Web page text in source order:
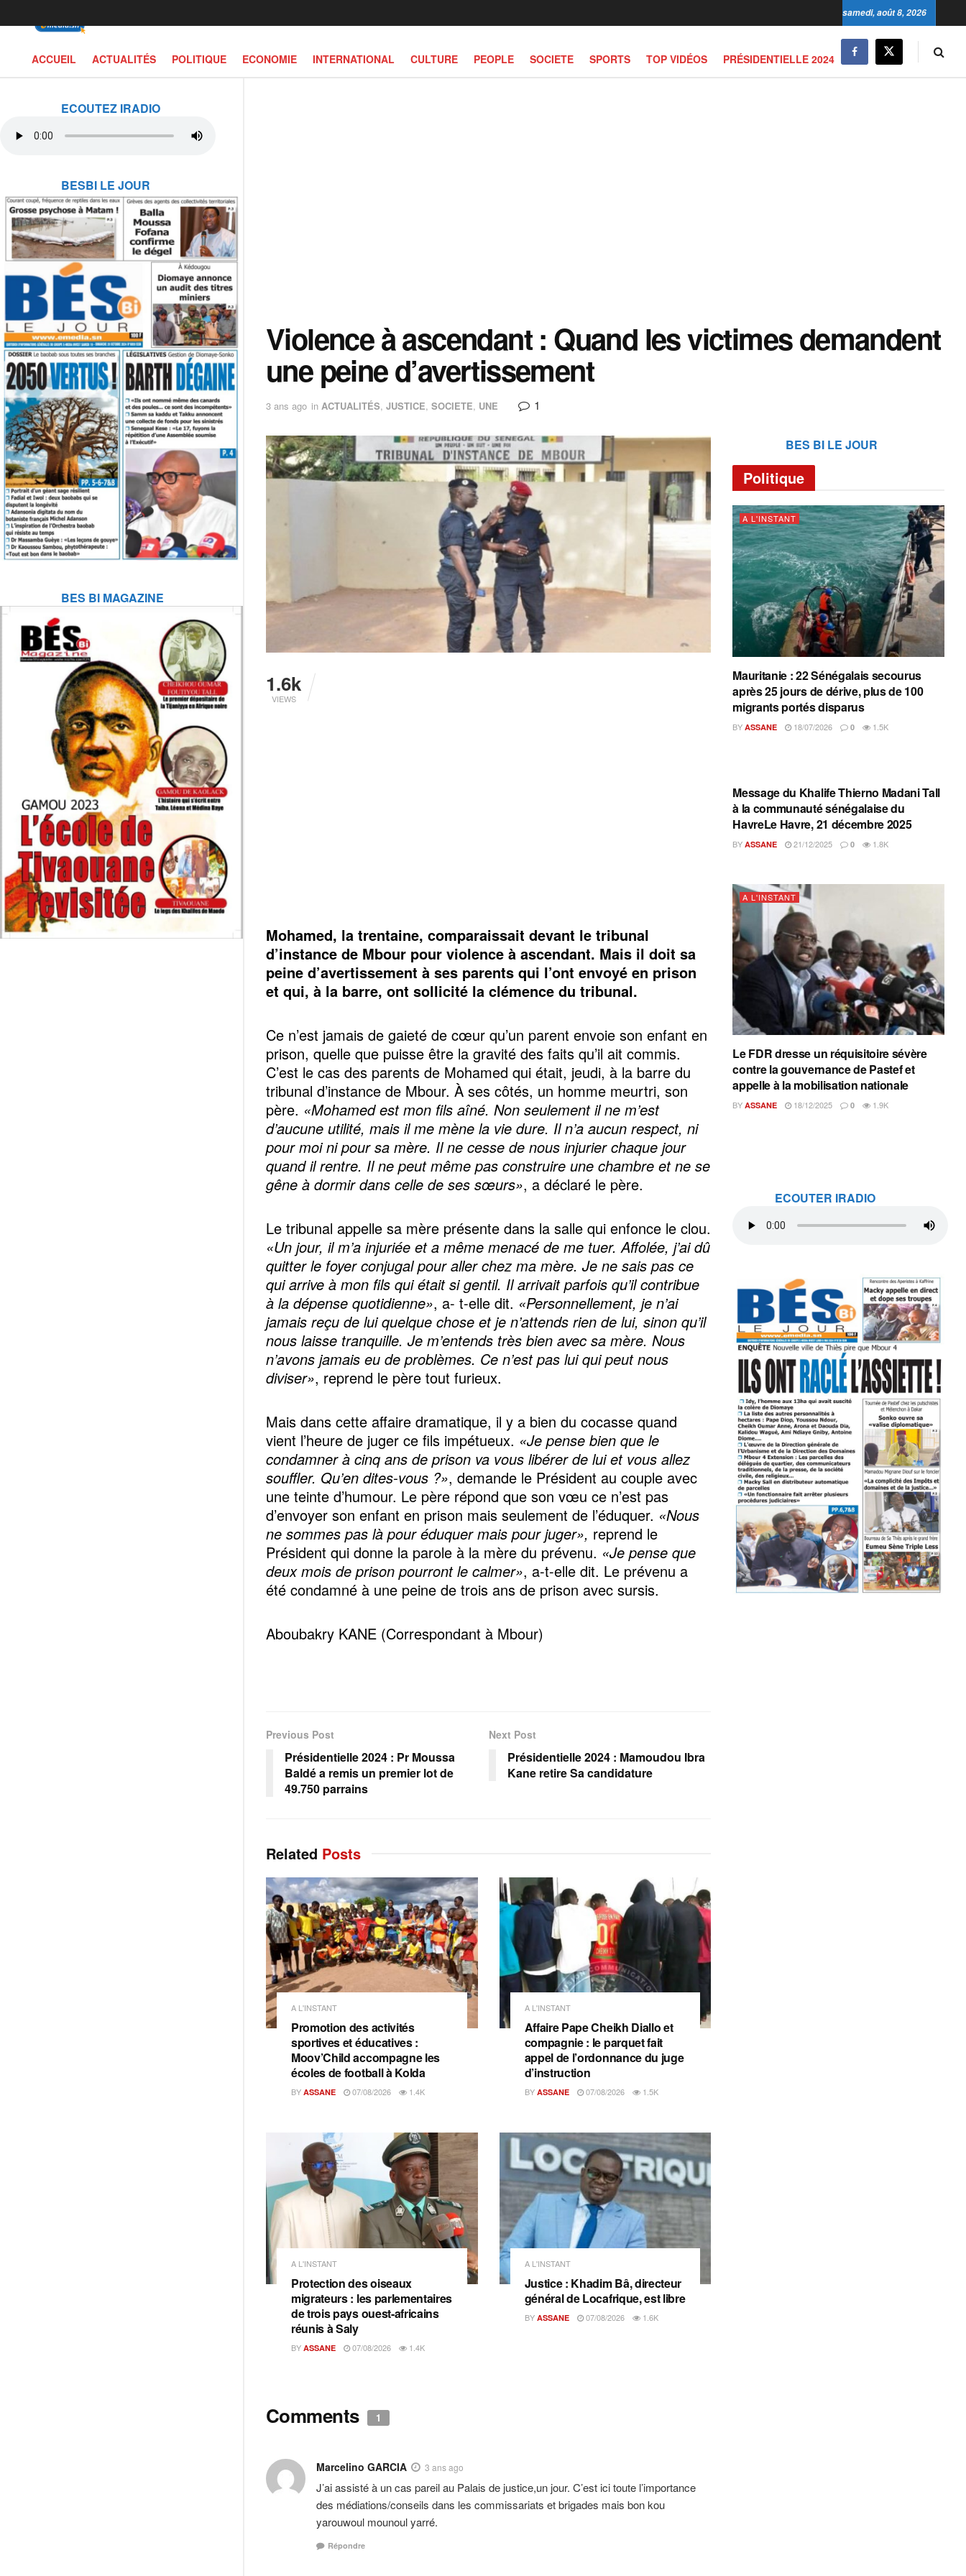
ECOUTEZ IRADIO
BESBI LE JOUR
BES BI MAGAZINE
samedi, août 8, 2026
ACCUEIL ACTUALITÉS POLITIQUE ECONOMIE INTERNATIONAL CULTURE PEOPLE SOCIETE SPORTS TOP VIDÉOS PRÉSIDENTIELLE 2024
Violence à ascendant : Quand les victimes demandent
une peine d’avertissement
3 ans ago in ACTUALITÉS, JUSTICE, SOCIETE, UNE 1
1.6k
VIEWS
Mohamed, la trentaine, comparaissait devant le tribunal
d’instance de Mbour pour violence à ascendant. Mais il doit sa
peine d’avertissement à ses parents qui l’ont envoyé en prison
et qui, à la barre, ont sollicité la clémence du tribunal.
Ce n’est jamais de gaieté de cœur qu’un parent envoie son enfant en
prison, quelle que puisse être la gravité des faits qu’il ait commis.
C’est le cas des parents de Mohamed qui était, jeudi, à la barre du
tribunal d’instance de Mbour. À ses côtés, un homme meurtri, son
père. «Mohamed est mon fils aîné. Non seulement il ne m’est
d’aucune utilité, mais il me mène la vie dure. Il n’a aucun respect, ni
pour moi ni pour sa mère. Il ne cesse de nous injurier chaque jour
quand il rentre. Il ne peut même pas construire une chambre et ne se
gêne à dormir dans celle de ses sœurs», a déclaré le père.
Le tribunal appelle sa mère présente dans la salle qui enfonce le clou.
«Un jour, il m’a injuriée et a même menacé de me tuer. Affolée, j’ai dû
quitter le foyer conjugal pour aller chez ma mère. Je ne sais pas ce
qui arrive à mon fils qui était si gentil. Il arrivait parfois qu’il contribue
à la dépense quotidienne», a- t-elle dit. «Personnellement, je n’ai
jamais reçu de lui quelque chose et je n’attends rien de lui, sinon qu’il
nous laisse tranquille. Je m’entends très bien avec sa mère. Nous
n’avons jamais eu de problèmes. Ce n’est pas lui qui peut nous
diviser», reprend le père tout furieux.
Mais dans cette affaire dramatique, il y a bien du cocasse quand
vient l’heure de juger ce fils impétueux. «Je pense bien que le
condamner à cinq ans de prison va vous libérer de lui et vous allez
souffler. Qu’en dites-vous ?», demande le Président au couple avec
une teinte d’humour. Le père répond que son vœu ce n’est pas
d’envoyer son enfant en prison mais seulement de l’éduquer. «Nous
ne sommes pas là pour éduquer mais pour juger», reprend le
Président qui donne la parole à la mère du prévenu. «Je pense que
deux mois de prison pourront le calmer», a-t-elle dit. Le prévenu a
été condamné à une peine de trois ans de prison avec sursis.
Aboubakry KANE (Correspondant à Mbour)
Previous Post
Présidentielle 2024 : Pr Moussa
Baldé a remis un premier lot de
49.750 parrains
Next Post
Présidentielle 2024 : Mamoudou Ibra
Kane retire Sa candidature
Related Posts
A L'INSTANT
Promotion des activités
sportives et éducatives :
Moov’Child accompagne les
écoles de football à Kolda
BY ASSANE 07/08/2026 1.4K
A L'INSTANT
Affaire Pape Cheikh Diallo et
compagnie : le parquet fait
appel de l’ordonnance du juge
d’instruction
BY ASSANE 07/08/2026 1.5K
A L'INSTANT
Protection des oiseaux
migrateurs : les parlementaires
de trois pays ouest-africains
réunis à Saly
BY ASSANE 07/08/2026 1.4K
A L'INSTANT
Justice : Khadim Bâ, directeur
général de Locafrique, est libre
BY ASSANE 07/08/2026 1.6K
Comments 1
Marcelino GARCIA 3 ans ago
J’ai assisté à un cas pareil au Palais de justice,un jour. C’est ici toute l’importance
des médiations/conseils dans les commissariats et brigades mais bon kou
yarouwoul mounoul yarré.
Répondre
BES BI LE JOUR
Politique
A L'INSTANT
Mauritanie : 22 Sénégalais secourus
après 25 jours de dérive, plus de 100
migrants portés disparus
BY ASSANE 18/07/2026 0 1.5K
A L'INSTANT
Message du Khalife Thierno Madani Tall
à la communauté sénégalaise du
HavreLe Havre, 21 décembre 2025
BY ASSANE 21/12/2025 0 1.8K
A L'INSTANT
Le FDR dresse un réquisitoire sévère
contre la gouvernance de Pastef et
appelle à la mobilisation nationale
BY ASSANE 18/12/2025 0 1.9K
ECOUTER IRADIO